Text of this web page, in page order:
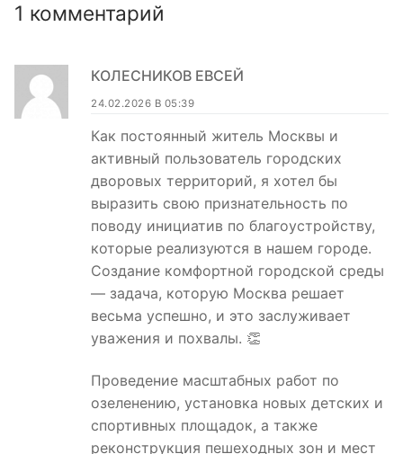
1 комментарий
КОЛЕСНИКОВ ЕВСЕЙ
24.02.2026 В 05:39
Как постоянный житель Москвы и
активный пользователь городских
дворовых территорий, я хотел бы
выразить свою признательность по
поводу инициатив по благоустройству,
которые реализуются в нашем городе.
Создание комфортной городской среды
— задача, которую Москва решает
весьма успешно, и это заслуживает
уважения и похвалы. 👏
Проведение масштабных работ по
озеленению, установка новых детских и
спортивных площадок, а также
реконструкция пешеходных зон и мест